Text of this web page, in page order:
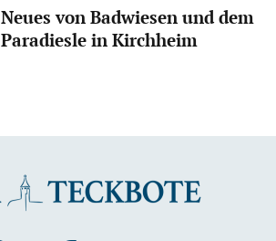
Neues von Badwiesen und dem
Paradiesle in Kirchheim